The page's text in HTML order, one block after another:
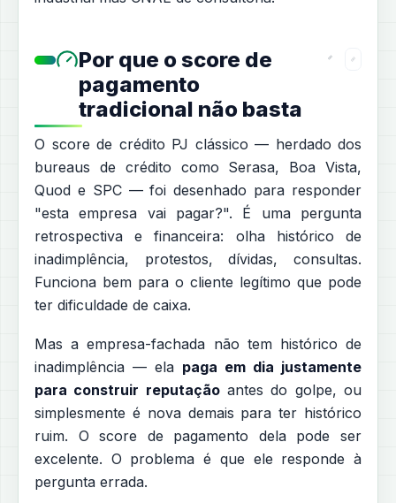
Por que o score de
pagamento
tradicional não basta
O score de crédito PJ clássico — herdado dos
bureaus de crédito como Serasa, Boa Vista,
Quod e SPC — foi desenhado para responder
"esta empresa vai pagar?". É uma pergunta
retrospectiva e financeira: olha histórico de
inadimplência, protestos, dívidas, consultas.
Funciona bem para o cliente legítimo que pode
ter dificuldade de caixa.
Mas a empresa-fachada não tem histórico de
inadimplência — ela paga em dia justamente
para construir reputaçãoantes do golpe, ou
simplesmente é nova demais para ter histórico
ruim. O score de pagamento dela pode ser
excelente. O problema é que ele responde à
pergunta errada.